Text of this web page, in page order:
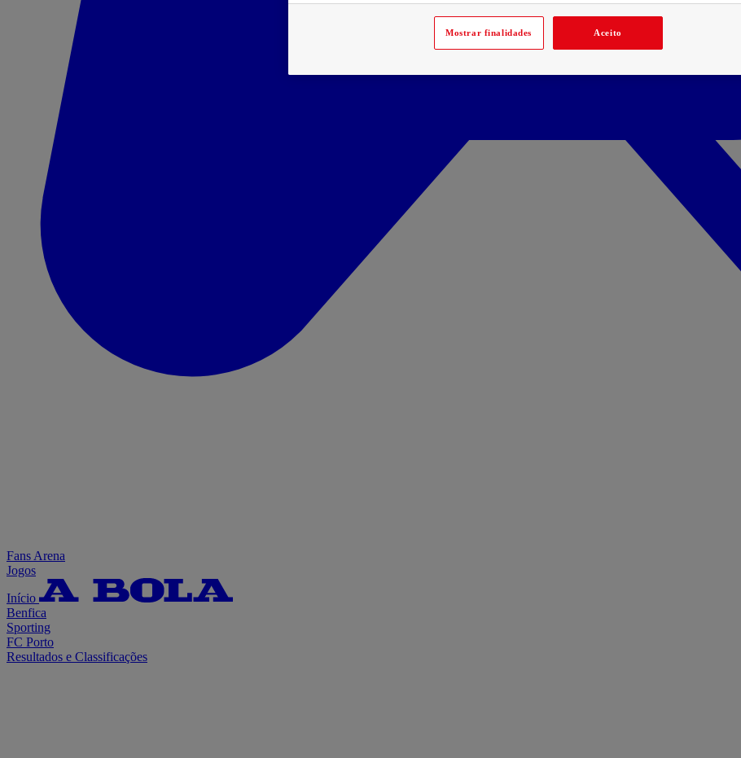
Fans Arena
Jogos
Início
Benfica
Sporting
FC Porto
Resultados e Classificações
Mostrar finalidades Aceito